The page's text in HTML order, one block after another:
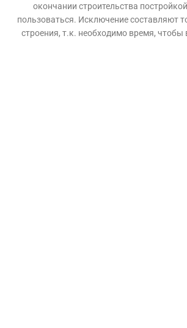
окончании строительства
пользоваться. Исключение составляют
строения, т.к. необходимо время, чтобы